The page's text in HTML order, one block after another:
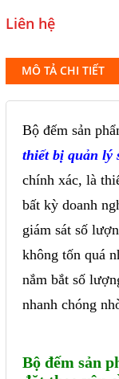
Liên hệ
MÔ TẢ CHI TIẾT
Bộ đếm sản
thiết bị quản lý
chính xác, là
bất kỳ doanh
giám sát số
không tốn quá
nắm bắt số
nhanh chóng
Bộ đếm sản